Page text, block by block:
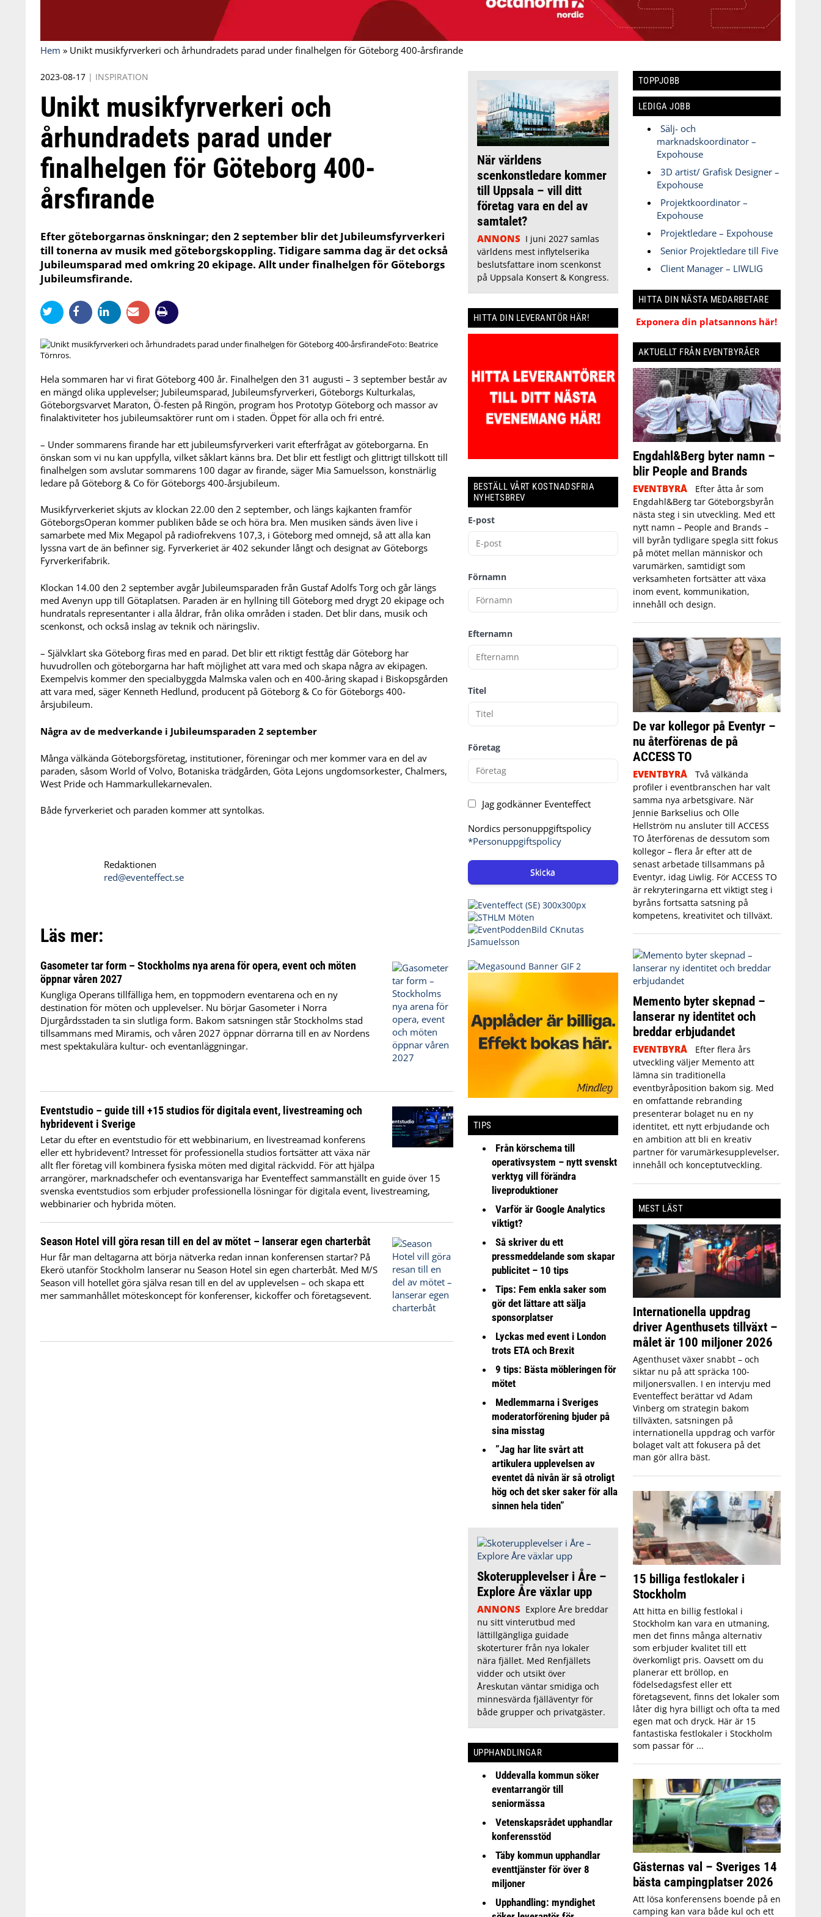
Hem » Unikt musikfyrverkeri och århundradets parad under finalhelgen för Göteborg 400-årsfirande
2023-08-17 | INSPIRATION
Unikt musikfyrverkeri och
århundradets parad under
finalhelgen för Göteborg 400-
årsfirande
Efter göteborgarnas önskningar; den 2 september blir det Jubileumsfyrverkeri
till tonerna av musik med göteborgskoppling. Tidigare samma dag är det också
Jubileumsparad med omkring 20 ekipage. Allt under finalhelgen för Göteborgs
Jubileumsfirande.
Foto: Beatrice
Törnros.
Hela sommaren har vi firat Göteborg 400 år. Finalhelgen den 31 augusti – 3 september består av
en mängd olika upplevelser; Jubileumsparad, Jubileumsfyrverkeri, Göteborgs Kulturkalas,
Göteborgsvarvet Maraton, Ö-festen på Ringön, program hos Prototyp Göteborg och massor av
finalaktiviteter hos jubileumsaktörer runt om i staden. Öppet för alla och fri entré.
– Under sommarens firande har ett jubileumsfyrverkeri varit efterfrågat av göteborgarna. En
önskan som vi nu kan uppfylla, vilket såklart känns bra. Det blir ett festligt och glittrigt tillskott till
finalhelgen som avslutar sommarens 100 dagar av firande, säger Mia Samuelsson, konstnärlig
ledare på Göteborg & Co för Göteborgs 400-årsjubileum.
Musikfyrverkeriet skjuts av klockan 22.00 den 2 september, och längs kajkanten framför
GöteborgsOperan kommer publiken både se och höra bra. Men musiken sänds även live i
samarbete med Mix Megapol på radiofrekvens 107,3, i Göteborg med omnejd, så att alla kan
lyssna vart de än befinner sig. Fyrverkeriet är 402 sekunder långt och designat av Göteborgs
Fyrverkerifabrik.
Klockan 14.00 den 2 september avgår Jubileumsparaden från Gustaf Adolfs Torg och går längs
med Avenyn upp till Götaplatsen. Paraden är en hyllning till Göteborg med drygt 20 ekipage och
hundratals representanter i alla åldrar, från olika områden i staden. Det blir dans, musik och
scenkonst, och också inslag av teknik och näringsliv.
– Självklart ska Göteborg firas med en parad. Det blir ett riktigt festtåg där Göteborg har
huvudrollen och göteborgarna har haft möjlighet att vara med och skapa några av ekipagen.
Exempelvis kommer den specialbyggda Malmska valen och en 400-åring skapad i Biskopsgården
att vara med, säger Kenneth Hedlund, producent på Göteborg & Co för Göteborgs 400-
årsjubileum.
Några av de medverkande i Jubileumsparaden 2 september
Många välkända Göteborgsföretag, institutioner, föreningar och mer kommer vara en del av
paraden, såsom World of Volvo, Botaniska trädgården, Göta Lejons ungdomsorkester, Chalmers,
West Pride och Hammarkullekarnevalen.
Både fyrverkeriet och paraden kommer att syntolkas.
Redaktionen
red@eventeffect.se
Läs mer:
Gasometer tar form – Stockholms nya arena för opera, event och möten
öppnar våren 2027
Kungliga Operans tillfälliga hem, en toppmodern eventarena och en ny
destination för möten och upplevelser. Nu börjar Gasometer i Norra
Djurgårdsstaden ta sin slutliga form. Bakom satsningen står Stockholms stad
tillsammans med Miramis, och våren 2027 öppnar dörrarna till en av Nordens
mest spektakulära kultur- och eventanläggningar.
Eventstudio – guide till +15 studios för digitala event, livestreaming och
hybridevent i Sverige
Letar du efter en eventstudio för ett webbinarium, en livestreamad konferens
eller ett hybridevent? Intresset för professionella studios fortsätter att växa när
allt fler företag vill kombinera fysiska möten med digital räckvidd. För att hjälpa
arrangörer, marknadschefer och eventansvariga har Eventeffect sammanställt en guide över 15
svenska eventstudios som erbjuder professionella lösningar för digitala event, livestreaming,
webbinarier och hybrida möten.
Season Hotel vill göra resan till en del av mötet – lanserar egen charterbåt
Hur får man deltagarna att börja nätverka redan innan konferensen startar? På
Ekerö utanför Stockholm lanserar nu Season Hotel sin egen charterbåt. Med M/S
Season vill hotellet göra själva resan till en del av upplevelsen – och skapa ett
mer sammanhållet möteskoncept för konferenser, kickoffer och företagsevent.
När världens
scenkonstledare kommer
till Uppsala – vill ditt
företag vara en del av
samtalet?
ANNONS I juni 2027 samlas
världens mest inflytelserika
beslutsfattare inom scenkonst
på Uppsala Konsert & Kongress.
HITTA DIN LEVERANTÖR HÄR!
BESTÄLL VÅRT KOSTNADSFRIA
NYHETSBREV
E-post
Förnamn
Efternamn
Titel
Företag
Jag godkänner Eventeffect
Nordics personuppgiftspolicy
*Personuppgiftspolicy
Skicka
TIPS
Från körschema till
operativsystem – nytt svenskt
verktyg vill förändra
liveproduktioner
Varför är Google Analytics
viktigt?
Så skriver du ett
pressmeddelande som skapar
publicitet – 10 tips
Tips: Fem enkla saker som
gör det lättare att sälja
sponsorplatser
Lyckas med event i London
trots ETA och Brexit
9 tips: Bästa möbleringen för
mötet
Medlemmarna i Sveriges
moderatorförening bjuder på
sina misstag
”Jag har lite svårt att
artikulera upplevelsen av
eventet då nivån är så otroligt
hög och det sker saker för alla
sinnen hela tiden”
Skoterupplevelser i Åre –
Explore Åre växlar upp
ANNONS Explore Åre breddar
nu sitt vinterutbud med
lättillgängliga guidade
skoterturer från nya lokaler
nära fjället. Med Renfjällets
vidder och utsikt över
Åreskutan väntar smidiga och
minnesvärda fjälläventyr för
både grupper och privatgäster.
UPPHANDLINGAR
Uddevalla kommun söker
eventarrangör till
seniormässa
Vetenskapsrådet upphandlar
konferensstöd
Täby kommun upphandlar
eventtjänster för över 8
miljoner
Upphandling: myndighet
TOPPJOBB
LEDIGA JOBB
Sälj- och
marknadskoordinator –
Expohouse
3D artist/ Grafisk Designer –
Expohouse
Projektkoordinator –
Expohouse
Projektledare – Expohouse
Senior Projektledare till Five
Client Manager – LIWLIG
HITTA DIN NÄSTA MEDARBETARE
Exponera din platsannons här!
AKTUELLT FRÅN EVENTBYRÅER
Engdahl&Berg byter namn –
blir People and Brands
EVENTBYRÅ
Efter åtta år som
Engdahl&Berg tar Göteborgsbyrån
nästa steg i sin utveckling. Med ett
nytt namn – People and Brands –
vill byrån tydligare spegla sitt fokus
på mötet mellan människor och
varumärken, samtidigt som
verksamheten fortsätter att växa
inom event, kommunikation,
innehåll och design.
De var kollegor på Eventyr –
nu återförenas de på
ACCESS TO
EVENTBYRÅ
Två välkända
profiler i eventbranschen har valt
samma nya arbetsgivare. När
Jennie Barkselius och Olle
Hellström nu ansluter till ACCESS
TO återförenas de dessutom som
kollegor – flera år efter att de
senast arbetade tillsammans på
Eventyr, idag Liwlig. För ACCESS TO
är rekryteringarna ett viktigt steg i
byråns fortsatta satsning på
kompetens, kreativitet och tillväxt.
Memento byter skepnad –
lanserar ny identitet och
breddar erbjudandet
EVENTBYRÅ
Efter flera års
utveckling väljer Memento att
lämna sin traditionella
eventbyråposition bakom sig. Med
en omfattande rebranding
presenterar bolaget nu en ny
identitet, ett nytt erbjudande och
en ambition att bli en kreativ
partner för varumärkesupplevelser,
innehåll och konceptutveckling.
MEST LÄST
Internationella uppdrag
driver Agenthusets tillväxt –
målet är 100 miljoner 2026
Agenthuset växer snabbt – och
siktar nu på att spräcka 100-
miljonersvallen. I en intervju med
Eventeffect berättar vd Adam
Vinberg om strategin bakom
tillväxten, satsningen på
internationella uppdrag och varför
bolaget valt att fokusera på det
man gör allra bäst.
15 billiga festlokaler i
Stockholm
Att hitta en billig festlokal i
Stockholm kan vara en utmaning,
men det finns många alternativ
som erbjuder kvalitet till ett
överkomligt pris. Oavsett om du
planerar ett bröllop, en
födelsedagsfest eller ett
företagsevent, finns det lokaler som
låter dig hyra billigt och ofta ta med
egen mat och dryck. Här är 15
fantastiska festlokaler i Stockholm
som passar för ...
Gästernas val – Sveriges 14
bästa campingplatser 2026
Att lösa konferensens boende på en
camping kan vara både kul och ett